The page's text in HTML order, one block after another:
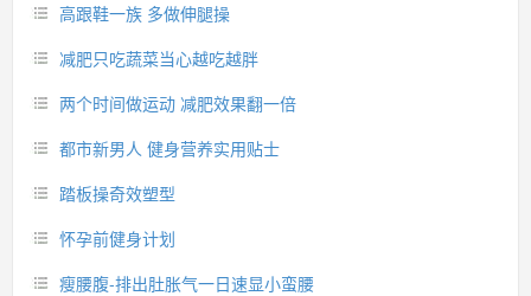
高跟鞋一族 多做伸腿操
减肥只吃蔬菜当心越吃越胖
两个时间做运动 减肥效果翻一倍
都市新男人 健身营养实用贴士
踏板操奇效塑型
怀孕前健身计划
瘦腰腹-排出肚胀气一日速显小蛮腰